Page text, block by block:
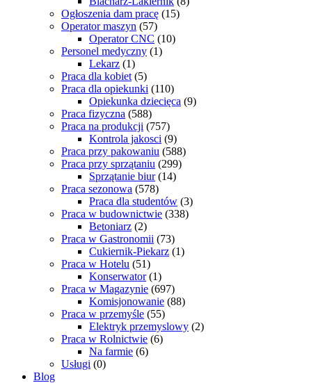
Ogłoszenia dam pracę (15)
Operator maszyn (57)
Operator CNC (10)
Personel medyczny (1)
Lekarz (1)
Praca dla kobiet (5)
Praca dla opiekunki (110)
Opiekunka dziecięca (9)
Praca fizyczna (588)
Praca na produkcji (757)
Kontrola jakosci (9)
Praca przy pakowaniu (588)
Praca przy sprzątaniu (299)
Sprzątanie biur (14)
Praca sezonowa (578)
Praca dla studentów (3)
Praca w budownictwie (338)
Betoniarz (2)
Praca w Gastronomii (73)
Cukiernik-Piekarz (1)
Praca w Hotelu (51)
Konserwator (1)
Praca w Magazynie (697)
Komisjonowanie (88)
Praca w przemyśle (55)
Elektryk przemyslowy (2)
Praca w Rolnictwie (6)
Na farmie (6)
Usługi (0)
Blog